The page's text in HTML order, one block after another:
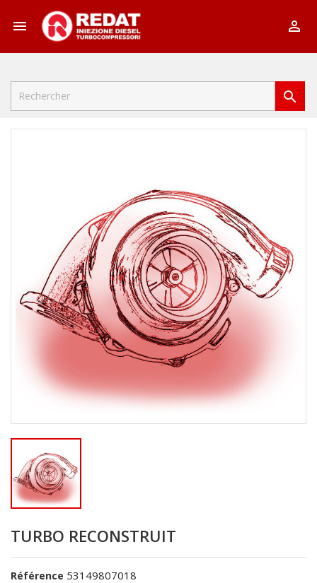
 

TURBO RECONSTRUIT
Référence 53149807018